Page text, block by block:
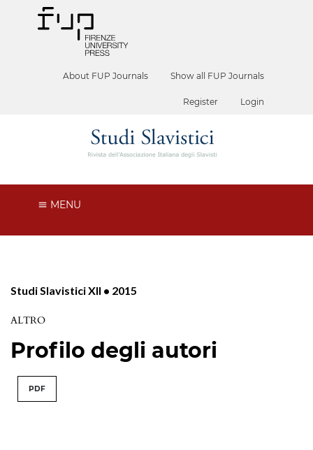
About FUP Journals Show all FUP Journals
Register Login
MENU
Studi Slavistici XII • 2015
ALTRO
Profilo degli autori
PDF